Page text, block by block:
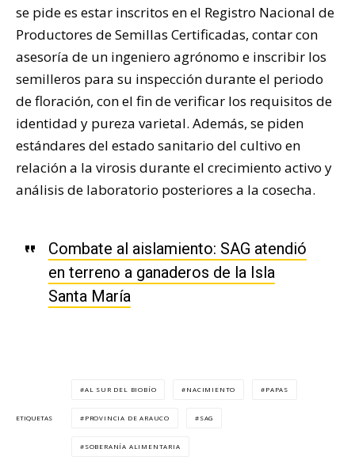
se pide es estar inscritos en el Registro Nacional de
Productores de Semillas Certificadas, contar con
asesoría de un ingeniero agrónomo e inscribir los
semilleros para su inspección durante el periodo
de floración, con el fin de verificar los requisitos de
identidad y pureza varietal. Además, se piden
estándares del estado sanitario del cultivo en
relación a la virosis durante el crecimiento activo y
análisis de laboratorio posteriores a la cosecha.
Combate al aislamiento: SAG atendió
en terreno a ganaderos de la Isla
Santa María
ETIQUETAS
AL SUR DEL BIOBÍO NACIMIENTO PAPAS
PROVINCIA DE ARAUCO SAG
SOBERANÍA ALIMENTARIA